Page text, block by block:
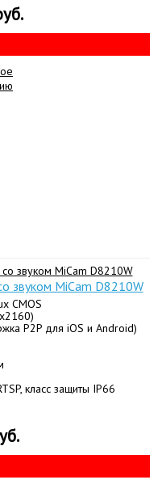
звуком MiCam D8210W
CMOS
P2P для iOS и Android)
класс защиты IP66